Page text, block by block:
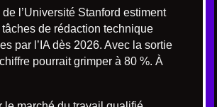
l’Université Stanford estiment
de rédaction technique
par l’IA dès 2026. Avec la sortie
pourrait grimper à 80 %. À